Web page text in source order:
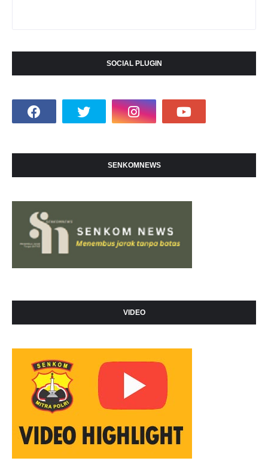
SOCIAL PLUGIN
SENKOMNEWS
VIDEO